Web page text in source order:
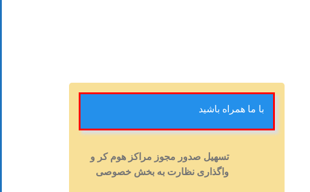
با ما همراه باشید
تسهیل صدور مجوز مراکز هوم کر و
واگذاری نظارت به بخش خصوصی